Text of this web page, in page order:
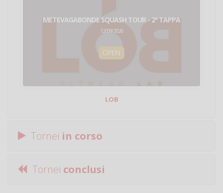
METEVAGABONDE SQUASH TOUR - 2ª TAPPA
12/09/2026
OPEN
LOB
Tornei in corso
Tornei conclusi